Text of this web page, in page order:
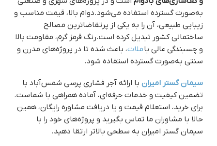
به‌صورت گسترده استفاده می‌شود.دوام بالا، قیمت مناسب و
زیبایی طبیعی، آن را به یکی از پرتقاضاترین مصالح
ساختمانی کشور تبدیل کرده است.رنگ قرمز گرم، مقاومت بالا
و چسبندگی عالی باملات، باعث شده تا در پروژه‌های مدرن و
سنتی به‌صورت گسترده استفاده شود.
سیمان گستر امیران با ارائه آجر فشاری پرسی شمس‌آباد با
تضمین کیفیت و خدمات حرفه‌ای، آماده همراهی با شماست.
برای خرید، استعلام قیمت و یا دریافت مشاوره رایگان، همین
حالا با مشاوران ما تماس بگیرید و پروژه‌های خود را با
سیمان گستر امیران به سطحی بالاتر ارتقا دهید.